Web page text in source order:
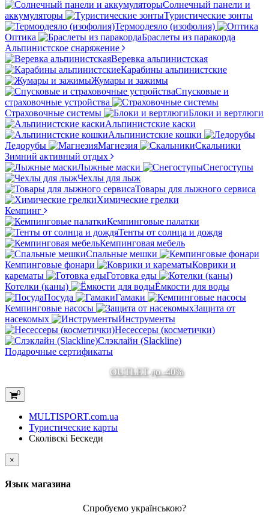
Солнечный панели и
аккумуляторы
Туристические зонты
Термоодеяло (изофолия)
Оптика
Браслеты из паракорда
Альпинистское снаряжение
Веревка альпинистская
Карабины альпинистские
Жумары и зажимы
Спусковые и
страховочные устройства
Страховочные системы
Блоки и вертлюги
Альпинистские каски
Альпинистские кошки
Ледорубы
Магнезия
Скальники
Зимний активный отдых
Лыжные маски
Снегоступы
Чехлы для лыж
Товары для лыжного сервиса
Химические грелки
Кемпинг
Кемпинговые палатки
Тенты от солнца и дождя
Кемпинговая мебель
Спальные мешки
Кемпинговые фонари
Коврики и
карематы
Готовка еды
Котелки (каны)
Ёмкости для воды
Посуда
Гамаки
Кемпинговые насосы
Защита от
насекомых
Инструменты
Несессеры (косметички)
Слэклайн (Slackline)
Подарочные сертификаты
OUTLET до -40%
0
MULTISPORT.com.ua
Туристические карты
Сколівскі Бескеди
×
Язык магазина
Спробуємо українською?